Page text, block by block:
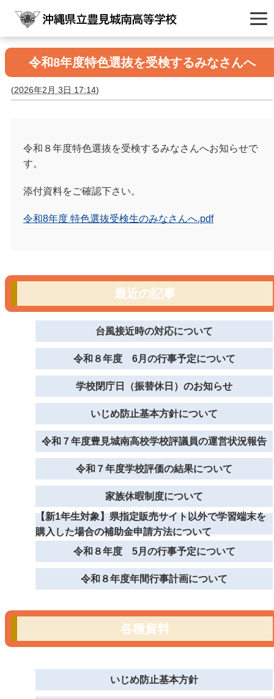
令和8年度特色選抜を受検するみなさんへ
(2026年2月 3日 17:14)
令和８年度特色選抜を受検するみなさんへお知らせで
す。
添付資料をご確認下さい。
令和8年度 特色選抜受検生のみなさんへ.pdf
最近の記事
台風接近時の対応について
令和８年度 6月の行事予定について
学校閉庁日（振替休日）のお知らせ
いじめ防止基本方針について
令和７年度豊見城南高校学校評議員の運営状況報告
令和７年度学校評価の結果について
家族休暇制度について
【新1年生対象】県指定販売サイト以外で学習端末を
購入した場合の補助金申請方法について
令和８年度 5月の行事予定について
令和８年度年間行事計画について
各種資料
いじめ防止基本方針